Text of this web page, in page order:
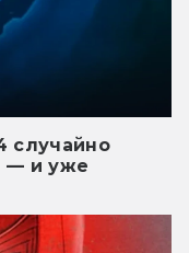
случайно
— и уже